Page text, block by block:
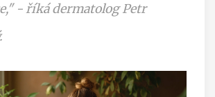
- říká dermatolog Petr